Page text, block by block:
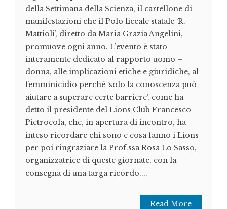
della Settimana della Scienza, il cartellone di
manifestazioni che il Polo liceale statale ‘R.
Mattioli’, diretto da Maria Grazia Angelini,
promuove ogni anno. L’evento è stato
interamente dedicato al rapporto uomo –
donna, alle implicazioni etiche e giuridiche, al
femminicidio perché ‘solo la conoscenza può
aiutare a superare certe barriere’, come ha
detto il presidente del Lions Club Francesco
Pietrocola, che, in apertura di incontro, ha
inteso ricordare chi sono e cosa fanno i Lions
per poi ringraziare la Prof.ssa Rosa Lo Sasso,
organizzatrice di queste giornate, con la
consegna di una targa ricordo....
Read More